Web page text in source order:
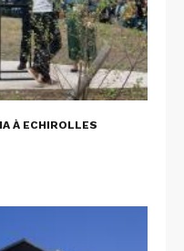
À ECHIROLLES